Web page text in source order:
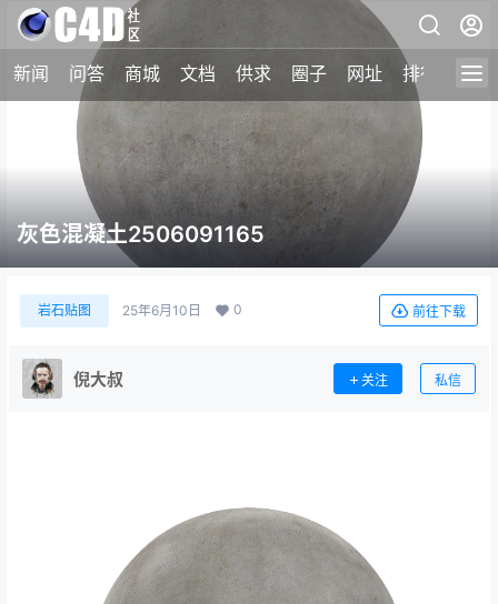
新闻 问答 商城 文档 供求 圈子 网址 排行榜
灰色混凝土2506091165
岩石贴图 25年6月10日 0 前往下载
倪大叔 关注 私信